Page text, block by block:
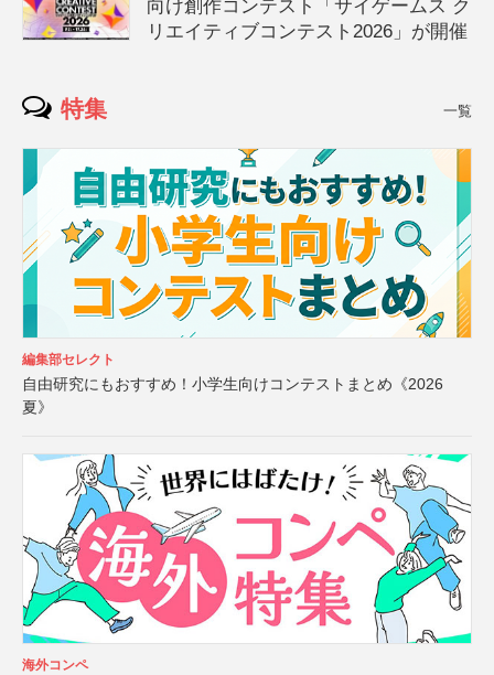
向け創作コンテスト「サイゲームス ク
リエイティブコンテスト2026」が開催
特集 一覧
編集部セレクト
自由研究にもおすすめ！小学生向けコンテストまとめ《2026
夏》
海外コンペ